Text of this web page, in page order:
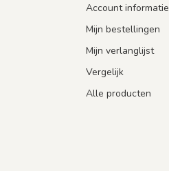
Account informatie
Mijn bestellingen
Mijn verlanglijst
Vergelijk
Alle producten